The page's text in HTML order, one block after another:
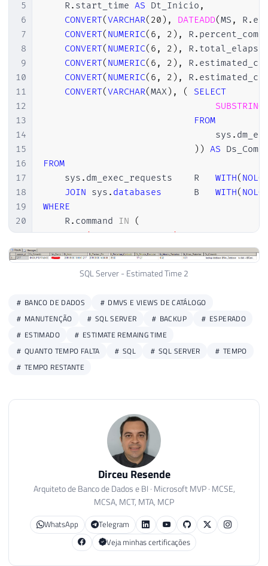
5
6
7
8
9
10
11
12
13
14
15
16
17
18
19
20
21
22
23
26
27
28
29
30
    R
. start_time AS Dt_Inicio ,
CONVERT(VARCHAR( 20 ) , DATEADD(MS , R.
CONVERT( NUMERIC( 6 , 2 ) , R.
CONVERT( NUMERIC( 6 , 2 ) , R.
CONVERT( NUMERIC( 6 , 2 ) , R.
CONVERT( NUMERIC( 6 , 2 ) , R.
CONVERT(VARCHAR(MAX) , (
SELECT
SUBSTRING
FROM
                                sys
.
) ) AS
FROM
    sys
. dm_exec_requests	R WITH(
JOIN sys . databases WITH(
WHERE
    R
. command IN
(
'BACKUP DATABASE',
'RESTORE DATABASE',
'ALTER INDEX REORGANIZE',
'AUTO_SHRINK option with ALTER
'DBCC CHECKDB',
'DBCC CHECKFILEGROUP'
,
'DBCC CHECKTABLE'
'DBCC INDEXDEFRAG',
'DBCC'
estimated_completion_time
SQL Server - Estimated Time 2
BANCO DE DADOS
DMVS E VIEWS DE CATÁLOGO
MANUTENÇÃO
SQL SERVER BACKUP
ESPERADO
ESTIMADO
ESTIMATE REMAING TIME
QUANTO TEMPO FALTA
SQL SQL SERVER
TEMPO
TEMPO RESTANTE
Dirceu Resende
Arquiteto de Banco de Dados e BI · Microsoft MVP · MCSE,
MCSA, MCT, MTA, MCP
WhatsApp
Telegram
Veja minhas certificações